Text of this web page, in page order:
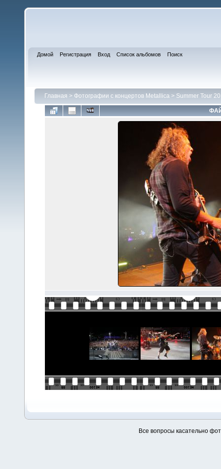
Домой Регистрация Вход Список альбомов Поиск
Главная > Фотографии с концертов Metallica > Summer Tour
Все вопросы касательно